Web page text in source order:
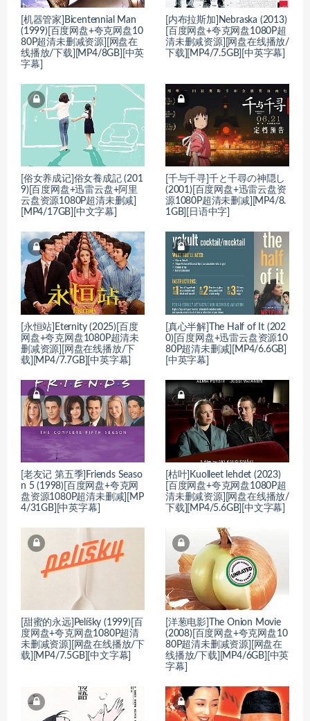
[机器管家]Bicentennial Man
(1999)[百度网盘+夸克网盘10
80P超清未删减资源][网盘在
线播放/下载][MP4/8GB][中英
字幕]
[内布拉斯加]Nebraska (2013)
[百度网盘+夸克网盘1080P超
清未删减资源][网盘在线播放/
下载][MP4/7.5GB][中英字幕]
[俗女养成记]俗女養成記 (201
9)[百度网盘+迅雷云盘+阿里
云盘资源1080P超清未删减]
[MP4/17GB][中文字幕]
[千与千寻]千と千尋の神隠し
(2001)[百度网盘+迅雷云盘资
源1080P超清未删减][MP4/8.
1GB][日语中字]
[永恒站]Eternity (2025)[百度
网盘+夸克网盘1080P超清未
删减资源][网盘在线播放/下
载][MP4/7.7GB][中英字幕]
[真心半解]The Half of It (202
0)[百度网盘+迅雷云盘资源10
80P超清未删减][MP4/6.6GB]
[中英字幕]
[老友记 第五季]Friends Seaso
n 5 (1998)[百度网盘+夸克网
盘资源1080P超清未删减][MP
4/31GB][中英字幕]
[枯叶]Kuolleet lehdet (2023)
[百度网盘+夸克网盘1080P超
清未删减资源][网盘在线播放/
下载][MP4/5.6GB][中文字幕]
[甜蜜的永远]Pelíšky (1999)[百
度网盘+夸克网盘1080P超清
未删减资源][网盘在线播放/下
载][MP4/7.5GB][中文字幕]
[洋葱电影]The Onion Movie
(2008)[百度网盘+夸克网盘10
80P超清未删减资源][网盘在
线播放/下载][MP4/6GB][中英
字幕]